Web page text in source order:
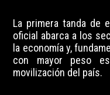
La primera tanda de
oficial abarca a los
la economía y,
con mayor peso
movilización del país.